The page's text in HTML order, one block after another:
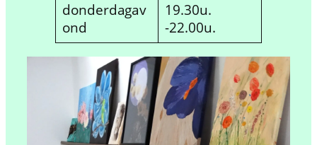
donderdagav
ond
19.30u.
-22.00u.